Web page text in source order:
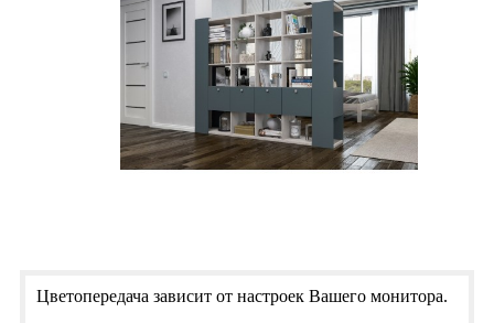
Цветопередача зависит от настроек Вашего монитора.